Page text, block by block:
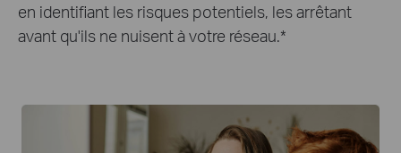
en identifiant les risques potentiels, les arrêtant
avant qu'ils ne nuisent à votre réseau.*